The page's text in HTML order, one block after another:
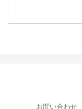
お問い合わせ